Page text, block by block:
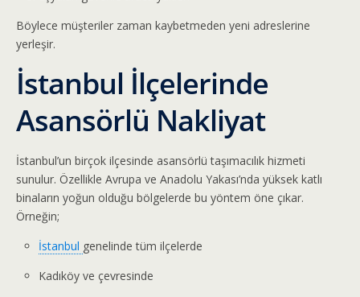
Böylece müşteriler zaman kaybetmeden yeni adreslerine
yerleşir.
İstanbul İlçelerinde
Asansörlü Nakliyat
İstanbul’un birçok ilçesinde asansörlü taşımacılık hizmeti
sunulur. Özellikle Avrupa ve Anadolu Yakası’nda yüksek katlı
binaların yoğun olduğu bölgelerde bu yöntem öne çıkar.
Örneğin;
İstanbul genelinde tüm ilçelerde
Kadıköy ve çevresinde